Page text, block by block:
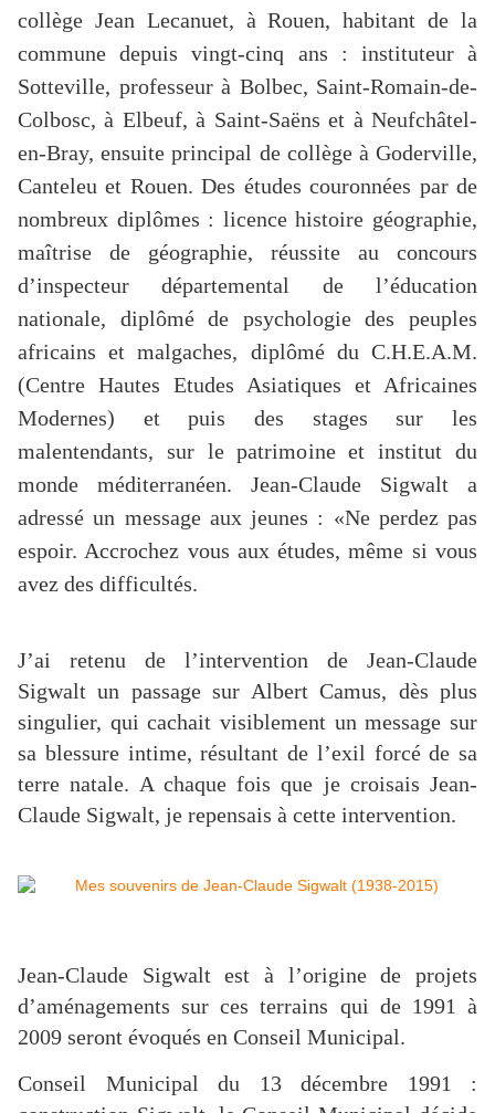
collège Jean Lecanuet, à Rouen, habitant de la
commune depuis vingt-cinq ans : instituteur à
Sotteville, professeur à Bolbec, Saint-Romain-de-
Colbosc, à Elbeuf, à Saint-Saëns et à Neufchâtel-
en-Bray, ensuite principal de collège à Goderville,
Canteleu et Rouen. Des études couronnées par de
nombreux diplômes : licence histoire géographie,
maîtrise de géographie, réussite au concours
d’inspecteur départemental de l’éducation
nationale, diplômé de psychologie des peuples
africains et malgaches, diplômé du C.H.E.A.M.
(Centre Hautes Etudes Asiatiques et Africaines
Modernes) et puis des stages sur les
malentendants, sur le patrimoine et institut du
monde méditerranéen. Jean-Claude Sigwalt a
adressé un message aux jeunes : «Ne perdez pas
espoir. Accrochez vous aux études, même si vous
avez des difficultés.
J’ai retenu de l’intervention de Jean-Claude
Sigwalt un passage sur Albert Camus, dès plus
singulier, qui cachait visiblement un message sur
sa blessure intime, résultant de l’exil forcé de sa
terre natale. A chaque fois que je croisais Jean-
Claude Sigwalt, je repensais à cette intervention.
Jean-Claude Sigwalt est à l’origine de projets
d’aménagements sur ces terrains qui de 1991 à
2009 seront évoqués en Conseil Municipal.
Conseil Municipal du 13 décembre 1991 :